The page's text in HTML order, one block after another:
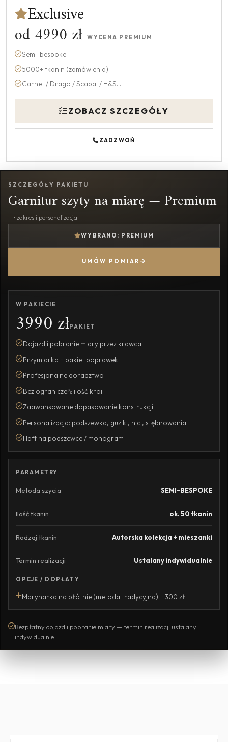
Exclusive
od 4990 zł WYCENA PREMIUM
Semi-bespoke
5000+ tkanin (zamówienia)
Carnet / Drago / Scabal / H&S...
ZOBACZ SZCZEGÓŁY
ZADZWOŃ
SZCZEGÓŁY PAKIETU
Garnitur szyty na miarę — Premium
• zakres i personalizacja
WYBRANO: PREMIUM
UMÓW POMIAR
W PAKIECIE
3990 złPAKIET
Dojazd i pobranie miary przez krawca
Przymiarka + pakiet poprawek
Profesjonalne doradztwo
Bez ograniczeń: ilość kroi
Zaawansowane dopasowanie konstrukcji
Personalizacja: podszewka, guziki, nici, stębnowania
Haft na podszewce / monogram
PARAMETRY
Metoda szycia SEMI-BESPOKE
Ilość tkanin ok. 50 tkanin
Rodzaj tkanin Autorska kolekcja + mieszanki
Termin realizacji Ustalany indywidualnie
OPCJE / DOPŁATY
Marynarka na płótnie (metoda tradycyjna): +300 zł
Bezpłatny dojazd i pobranie miary — termin realizacji ustalany
indywidualnie.